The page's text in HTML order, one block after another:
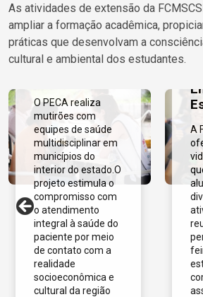
As atividades de extensão da
ampliar a formação acadêmica,
práticas que desenvolvam a
cultural e ambiental dos estudantes.
Programa
Expedições
Científicas e
Assistenciais
O PECA realiza
mutirões com
equipes de saúde
multidisciplinar em
municípios do
interior do estado.O
projeto estimula o
compromisso com
o atendimento
integral à saúde do
paciente por meio
de contato com a
realidade
socioeconômica e
cultural da região
A